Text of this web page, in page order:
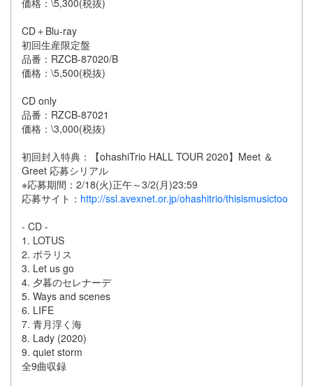
価格：\5,300(税抜)
CD＋Blu-ray
初回生産限定盤
品番：RZCB-87020/B
価格：\5,500(税抜)
CD only
品番：RZCB-87021
価格：\3,000(税抜)
初回封入特典：【ohashiTrio HALL TOUR 2020】Meet ＆
Greet 応募シリアル
※応募期間：2/18(火)正午～3/2(月)23:59
応募サイト： http://ssl.avexnet.or.jp/ohashitrio/thisismusictoo
- CD -
1. LOTUS
2. ポラリス
3. Let us go
4. 夕暮のセレナーデ
5. Ways and scenes
6. LIFE
7. 青月浮く海
8. Lady (2020)
9. quiet storm
全9曲収録